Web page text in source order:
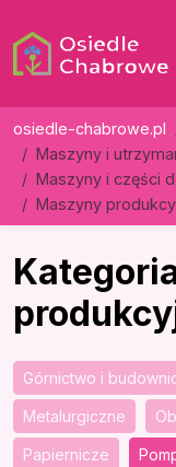
osiedle-chabrowe.pl
Maszyny i
Maszyny i części
Maszyny
Górnictwo i
Metalurgiczne
Papiernicze